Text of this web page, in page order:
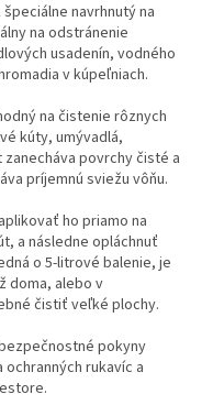
navrhnutý na
na odstránenie
usadenín, vodného
v kúpeľniach.
na čistenie rôznych
kúty, umývadlá,
povrchy čisté a
príjemnú sviežu vôňu.
ho priamo na
a následne opláchnuť
o 5-litrové balenie, je
doma, alebo v
čistiť veľké plochy.
pokyny
rukavíc a